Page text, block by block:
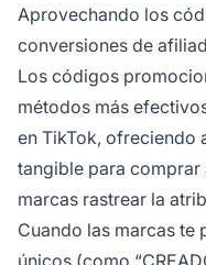
Aprovechando los
conversiones de
Los códigos
métodos más
en TikTok, ofreciendo
tangible para comprar
marcas rastrear la
Cuando las marcas